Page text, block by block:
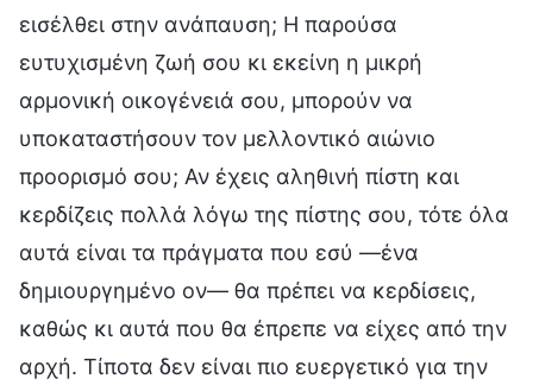
εισέλθει στην ανάπαυση; Η παρούσα
ευτυχισμένη ζωή σου κι εκείνη η μικρή
αρμονική οικογένειά σου, μπορούν να
υποκαταστήσουν τον μελλοντικό αιώνιο
προορισμό σου; Αν έχεις αληθινή πίστη και
κερδίζεις πολλά λόγω της πίστης σου, τότε όλα
αυτά είναι τα πράγματα που εσύ —ένα
δημιουργημένο ον— θα πρέπει να κερδίσεις,
καθώς κι αυτά που θα έπρεπε να είχες από την
αρχή. Τίποτα δεν είναι πιο ευεργετικό για την